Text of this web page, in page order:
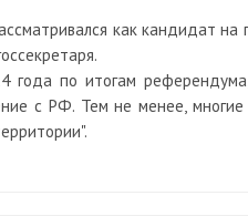
как кандидат
года по итогам
с РФ. Тем не менее,